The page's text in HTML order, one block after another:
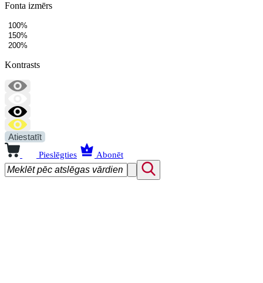
Fonta izmērs
100%
150%
200%
Kontrasts
Atiestatīt
Pieslēgties Abonēt